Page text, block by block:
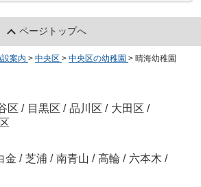
ページトップへ
案内 > 中央区 > 中央区の幼稚園 > 晴海幼稚園
区 / 目黒区 / 品川区 / 大田区 /
金 / 芝浦 / 南青山 / 高輪 / 六本木 /